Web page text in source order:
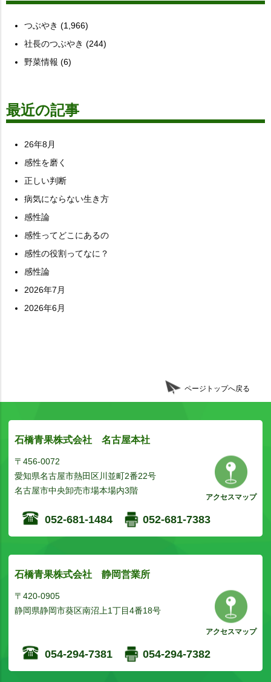
つぶやき (1,966)
社長のつぶやき (244)
野菜情報 (6)
最近の記事
26年8月
感性を磨く
正しい判断
病気にならない生き方
感性論
感性ってどこにあるの
感性の役割ってなに？
感性論
2026年7月
2026年6月
ページトップへ戻る
石橋青果株式会社 名古屋本社
〒456-0072
愛知県名古屋市熱田区川並町2番22号
名古屋市中央卸売市場本場内3階
アクセスマップ
052-681-1484 052-681-7383
石橋青果株式会社 静岡営業所
〒420-0905
静岡県静岡市葵区南沼上1丁目4番18号
アクセスマップ
054-294-7381 054-294-7382